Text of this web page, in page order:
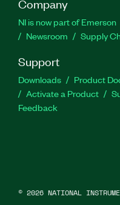
Company
NI is now part of Emerson
Newsroom
Supply
Support
Downloads Product
Activate a Product
Feedback
© 2026 NATIONAL